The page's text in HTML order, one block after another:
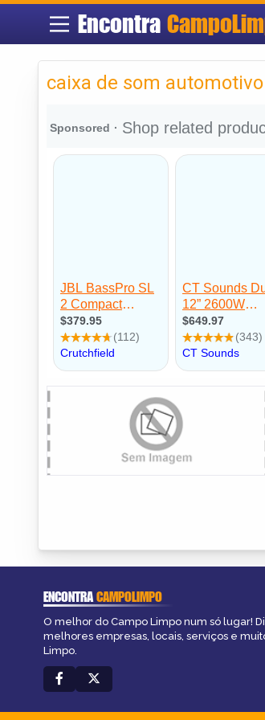
Encontra
caixa de som
ENCONTRACAMPOLIMPO
O melhor do Campo Limpo num só lugar!
melhores empresas, locais, serviços e
Limpo.